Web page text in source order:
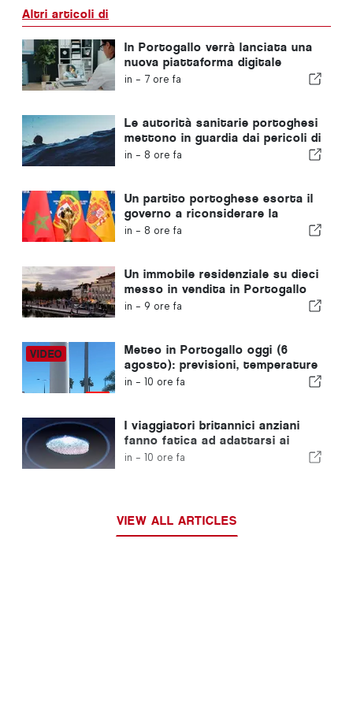
Altri articoli di
In Portogallo verrà lanciata una
nuova piattaforma digitale
dedicata alla sanità
in - 7 ore fa
Le autorità sanitarie portoghesi
mettono in guardia dai pericoli di
annegamento
in - 8 ore fa
Un partito portoghese esorta il
governo a riconsiderare la
candidatura del Marocco a
in - 8 ore fa
Un immobile residenziale su dieci
messo in vendita in Portogallo
viene venduto in meno di una
in - 9 ore fa
Meteo in Portogallo oggi (6
agosto): previsioni, temperature
e cosa aspettarsi
in - 10 ore fa
I viaggiatori britannici anziani
fanno fatica ad adattarsi ai
nuovi controlli delle impronte
in - 10 ore fa
VIEW ALL ARTICLES